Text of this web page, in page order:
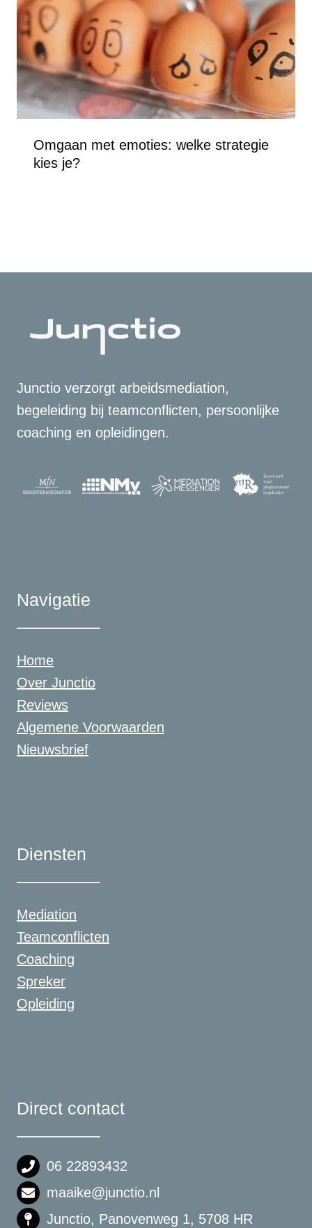
Omgaan met emoties: welke strategie
kies je?
Junctio verzorgt arbeidsmediation,
begeleiding bij teamconflicten, persoonlijke
coaching en opleidingen.
Navigatie
Home
Over Junctio
Reviews
Algemene Voorwaarden
Nieuwsbrief
Diensten
Mediation
Teamconflicten
Coaching
Spreker
Opleiding
Direct contact
06 22893432
maaike@junctio.nl
Junctio, Panovenweg 1, 5708 HR